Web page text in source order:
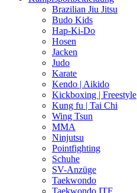
Brazilian Jiu Jitsu
Budo Kids
Hap-Ki-Do
Hosen
Jacken
Judo
Karate
Kendo | Aikido
Kickboxing | Freestyle
Kung fu | Tai Chi
Wing Tsun
MMA
Ninjutsu
Pointfighting
Schuhe
SV-Anzüge
Taekwondo
Taekwondo ITF